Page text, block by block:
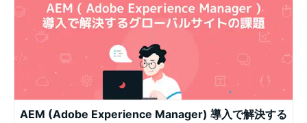
AEM (Adobe Experience Manager) 導入で解決する